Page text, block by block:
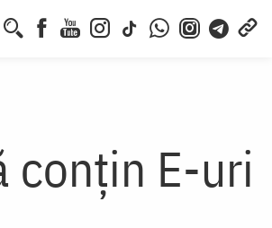
conțin E-uri